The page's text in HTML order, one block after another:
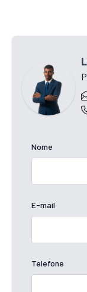
Nome
E-mail
Telefone